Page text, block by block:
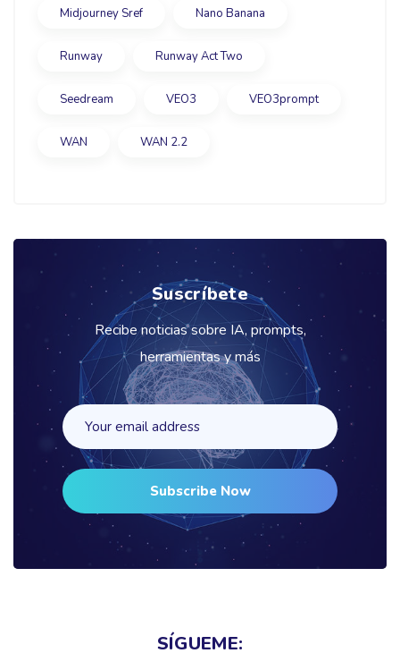
Midjourney Sref Nano Banana
Runway Runway Act Two
Seedream VEO3 VEO3prompt
WAN WAN 2.2
Suscríbete
Recibe noticias sobre IA, prompts,
herramientas y más
Subscribe Now
SÍGUEME: